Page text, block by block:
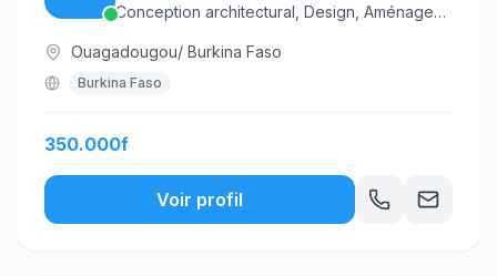
Conception architectural, Design, Aménagement intérieur et extérieur, Art et Sculpture, Santé,Sécurité au travail (miner,BTP)
Ouagadougou/ Burkina Faso
Burkina Faso
350.000f
Voir profil